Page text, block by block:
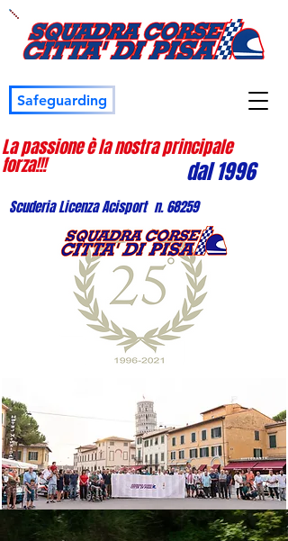
Safeguarding
La passione è la nostra principale
forza!!! dal 1996
Scuderia Licenza Acisport n. 68259